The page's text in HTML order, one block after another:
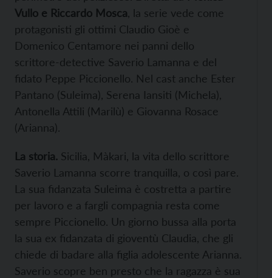
Vullo e Riccardo Mosca , la serie vede come
protagonisti gli ottimi Claudio Gioè e
Domenico Centamore nei panni dello
scrittore-detective Saverio Lamanna e del
fidato Peppe Piccionello. Nel cast anche Ester
Pantano (Suleima), Serena Iansiti (Michela),
Antonella Attili (Marilù) e Giovanna Rosace
(Arianna).
La storia. Sicilia, Màkari, la vita dello scrittore
Saverio Lamanna scorre tranquilla, o così pare.
La sua fidanzata Suleima è costretta a partire
per lavoro e a fargli compagnia resta come
sempre Piccionello. Un giorno bussa alla porta
la sua ex fidanzata di gioventù Claudia, che gli
chiede di badare alla figlia adolescente Arianna.
Saverio scopre ben presto che la ragazza è sua